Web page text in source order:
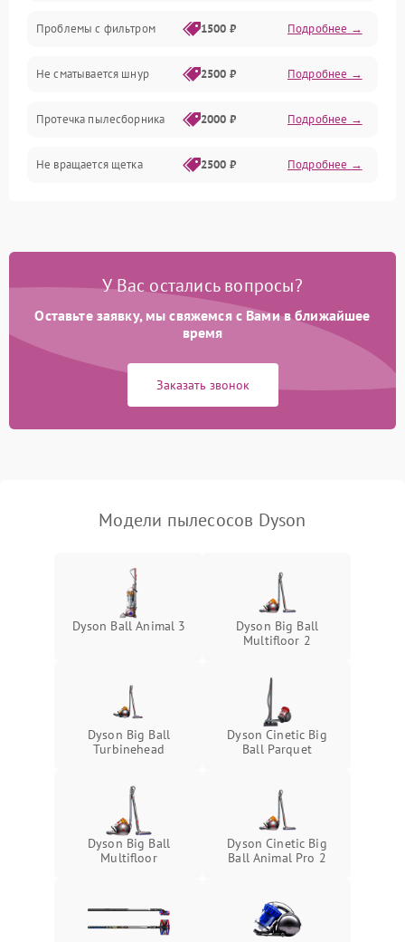
Проблемы с фильтром 1500 ₽ Подробнее →
Не сматывается шнур 2500 ₽ Подробнее →
Протечка пылесборника 2000 ₽ Подробнее →
Не вращается щетка 2500 ₽ Подробнее →
Поломка контейнера для
Плохая уборка шерсти
2400 ₽ Подробнее →
У Вас остались вопросы?
Оставьте заявку, мы свяжемся с Вами в ближайшее
время
Заказать звонок
Модели пылесосов Dyson
Dyson Ball Animal 3
Dyson Big Ball
Multifloor 2
Dyson Big Ball
Turbinehead
Dyson Cinetic Big
Ball Parquet
Dyson Big Ball
Multifloor
Dyson Cinetic Big
Ball Animal Pro 2